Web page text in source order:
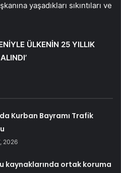
yaşadıkları sıkıntıları ve
ÜLKENİN 25 YILLIK
Kurban Bayramı Trafik
2026
kaynaklarında ortak koruma